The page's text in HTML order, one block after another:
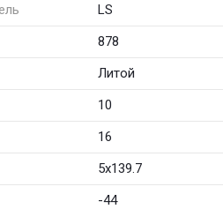
LS
878
Литой
10
16
5x139.7
-44